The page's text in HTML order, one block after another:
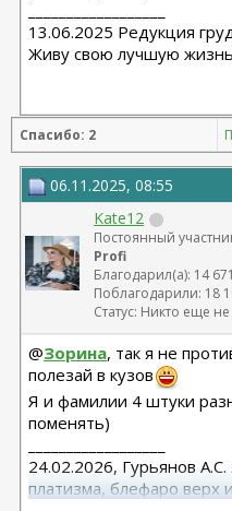
13.06.2025 Редукция
Живу свою лучшую
Спасибо: 2
06.11.2025, 08:55
Kate12
Постоянный
Profi
Благодарил(а): 14
Поблагодарили: 18
Статус: Никто еще
@Зорина, так я не
полезай в кузов
Я и фамилии 4 штуки
поменять)
24.02.2026, Гурьянов
платизма, блефаро верх